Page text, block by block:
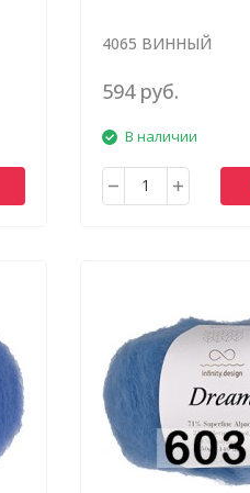
4065 ВИННЫЙ
594 руб.
В наличии